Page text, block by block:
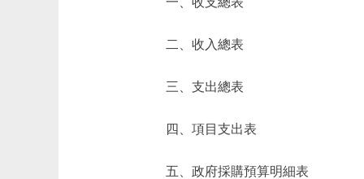
二、收入總表
三、支出總表
四、項目支出表
五、政府採購預算明細表